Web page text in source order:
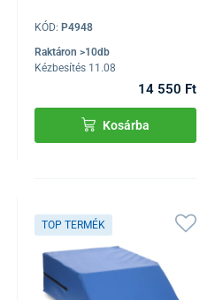
KÓD: P4948
Raktáron >10db
Kézbesítés 11.08
14 550 Ft
Kosárba
TOP TERMÉK